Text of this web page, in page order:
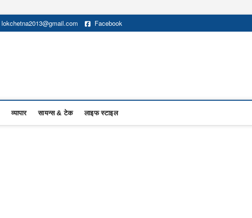
lokchetna2013@gmail.com Facebook
व्यापार सायन्स & टेक लाइफ स्टाइल